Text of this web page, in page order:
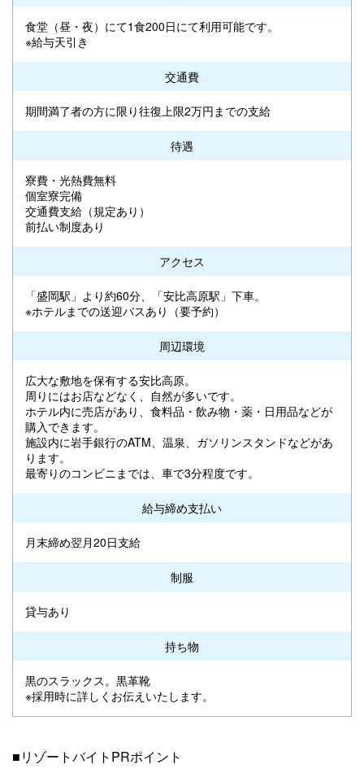
食堂（昼・夜）にて1食200日にて利用可能です。
※給与天引き
交通費
期間満了者の方に限り往復上限2万円までの支給
待遇
寮費・光熱費無料
個室寮完備
交通費支給（規定あり）
前払い制度あり
アクセス
「盛岡駅」より約60分、「安比高原駅」下車。
※ホテルまでの送迎バスあり（要予約）
周辺環境
広大な敷地を保有する安比高原。
周りにはお店などなく、自然が多いです。
ホテル内に売店があり、食料品・飲み物・薬・日用品などが
購入できます。
施設内に岩手銀行のATM、温泉、ガソリンスタンドなどがあ
ります。
最寄りのコンビニまでは、車で3分程度です。
給与締め支払い
月末締め翌月20日支給
制服
貸与あり
持ち物
黒のスラックス。黒革靴
※採用時に詳しくお伝えいたします。
■リゾートバイトPRポイント